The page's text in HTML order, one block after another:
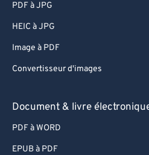
PDF à JPG
HEIC à JPG
Image à PDF
Convertisseur d'images
Document & livre
PDF à WORD
EPUB à PDF